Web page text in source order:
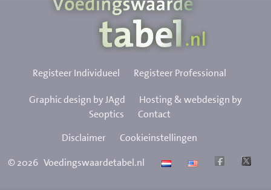
Registeer Individueel Registeer Professional
Graphic design by JAgd
Hosting & webdesign by
Seoptics
Contact
Disclaimer
Cookieinstellingen
©2026 Voedingswaardetabel.nl